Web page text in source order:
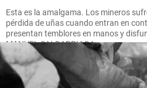
Esta es la amalgama. Los mineros
pérdida de uñas cuando entran en
presentan temblores en manos y
MANUEL SALDARRIAGA